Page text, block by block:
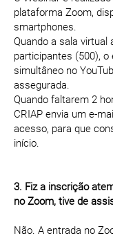
plataforma Zoom,
smartphones.
Quando a sala virtual
participantes (500),
simultâneo no
assegurada.
Quando faltarem 2
CRIAP envia um e-
acesso, para que
início.
3. Fiz a inscrição
no Zoom, tive de
Não. A entrada no